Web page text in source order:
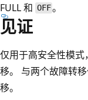
FULL 和 OFF。
见证
仅用于高安全性模
移。 与两个故障转
移。